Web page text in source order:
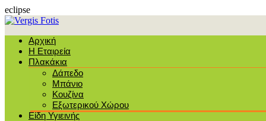
eclipse
Αρχική
Η Εταιρεία
Πλακάκια
Δάπεδο
Μπάνιο
Κουζίνα
Εξωτερικού Χώρου
Είδη Υγιεινής